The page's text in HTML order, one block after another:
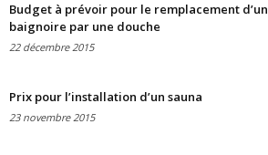
Budget à prévoir pour le remplacement
baignoire par une douche
22 décembre 2015
Prix pour l’installation d’un sauna
23 novembre 2015